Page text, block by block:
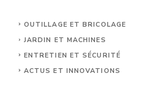
OUTILLAGE ET BRICOLAGE
JARDIN ET MACHINES
ENTRETIEN ET SÉCURITÉ
ACTUS ET INNOVATIONS